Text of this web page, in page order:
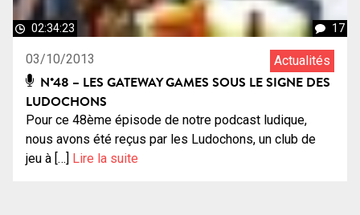
02:34:23 17
03/10/2013 Actualités
N°48 – LES GATEWAY GAMES SOUS LE SIGNE DES
LUDOCHONS
Pour ce 48ème épisode de notre podcast ludique,
nous avons été reçus par les Ludochons, un club de
jeu à […] Lire la suite